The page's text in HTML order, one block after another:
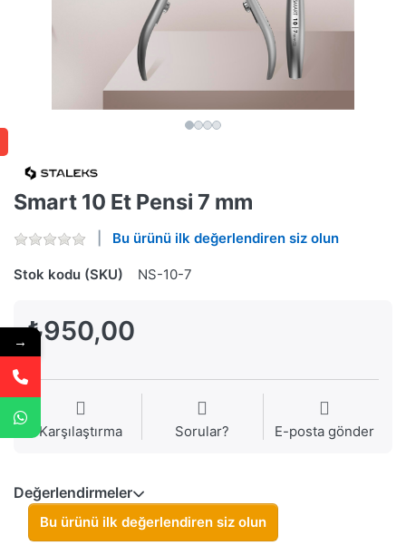
Smart 10 Et Pensi 7 mm
Bu ürünü ilk değerlendiren siz olun
Stok kodu (SKU) NS-10-7
₺950,00
Karşılaştırma Sorular? E-posta gönder
Değerlendirmeler
Bu ürünü ilk değerlendiren siz olun
→